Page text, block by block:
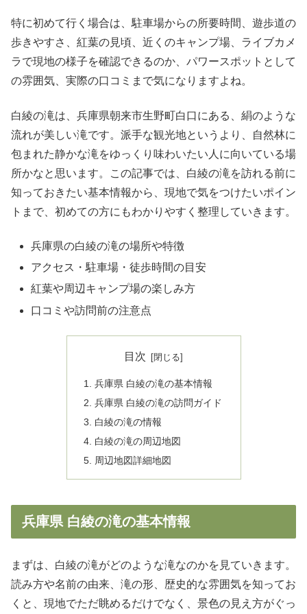
特に初めて行く場合は、駐車場からの所要時間、遊歩道の
歩きやすさ、紅葉の見頃、近くのキャンプ場、ライブカメ
ラで現地の様子を確認できるのか、パワースポットとして
の雰囲気、実際の口コミまで気になりますよね。
白綾の滝は、兵庫県朝来市生野町白口にある、絹のような
流れが美しい滝です。派手な観光地というより、自然林に
包まれた静かな滝をゆっくり味わいたい人に向いている場
所かなと思います。この記事では、白綾の滝を訪れる前に
知っておきたい基本情報から、現地で気をつけたいポイン
トまで、初めての方にもわかりやすく整理していきます。
兵庫県の白綾の滝の場所や特徴
アクセス・駐車場・徒歩時間の目安
紅葉や周辺キャンプ場の楽しみ方
口コミや訪問前の注意点
目次
兵庫県 白綾の滝の基本情報
兵庫県 白綾の滝の訪問ガイド
白綾の滝の情報
白綾の滝の周辺地図
周辺地図詳細地図
兵庫県 白綾の滝の基本情報
まずは、白綾の滝がどのような滝なのかを見ていきます。
読み方や名前の由来、滝の形、歴史的な雰囲気を知ってお
くと、現地でただ眺めるだけでなく、景色の見え方がぐっ